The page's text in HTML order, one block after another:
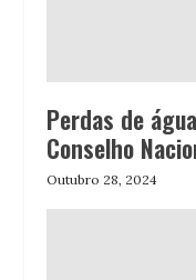
Perdas de
Conselho
Outubro 28, 2024